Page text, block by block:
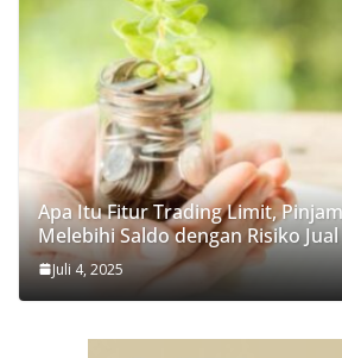
Apa Itu Fitur Trading Limit,
Melebihi Saldo dengan Risiko
Juli 4, 2025